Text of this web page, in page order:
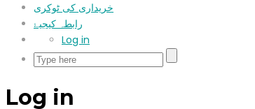
خریداری کی ٹوکری
رابطہ کیجیۓ
Log in
Log in